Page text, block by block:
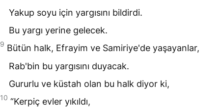
Yakup soyu için yargısını bildirdi.
Bu yargı yerine gelecek.
9 Bütün halk, Efrayim ve Samiriye'de yaşayanlar,
Rab'bin bu yargısını duyacak.
Gururlu ve küstah olan bu halk diyor ki,
10 “Kerpiç evler yıkıldı,